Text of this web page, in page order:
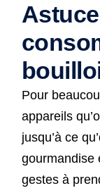
Pour
appareils
jusqu’à ce
gourmandise
gestes à